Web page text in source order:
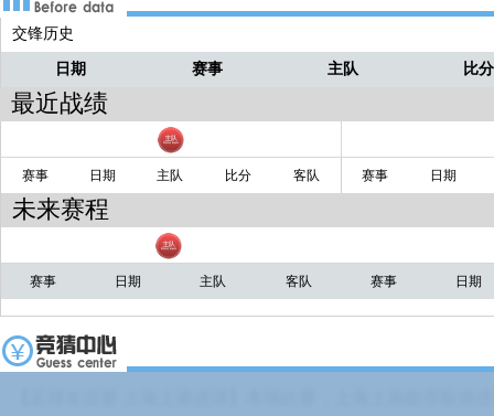
亚瑟 贾明儒罚篮！
翟晓川拉扯犯规！
交锋历史
日期 赛事 主队 比分
最近战绩
赛事 日期 主队 比分 客队 赛事 日期
未来赛程
赛事 日期 主队 客队 赛事 日期